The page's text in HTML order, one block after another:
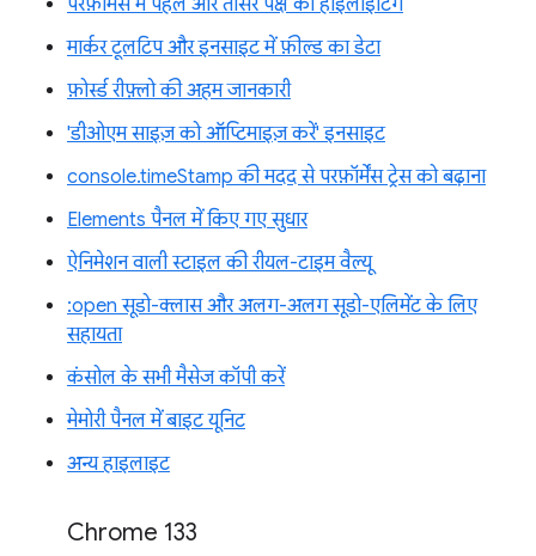
परफ़ॉर्मेंस में पहले और तीसरे पक्ष की हाइलाइटिंग
मार्कर टूलटिप और इनसाइट में फ़ील्ड का डेटा
फ़ोर्स्ड रीफ़्लो की अहम जानकारी
'डीओएम साइज़ को ऑप्टिमाइज़ करें' इनसाइट
console.timeStamp की मदद से परफ़ॉर्मेंस ट्रेस को बढ़ाना
Elements पैनल में किए गए सुधार
ऐनिमेशन वाली स्टाइल की रीयल-टाइम वैल्यू
:open सूडो-क्लास और अलग-अलग सूडो-एलिमेंट के लिए
सहायता
कंसोल के सभी मैसेज कॉपी करें
मेमोरी पैनल में बाइट यूनिट
अन्य हाइलाइट
Chrome 133